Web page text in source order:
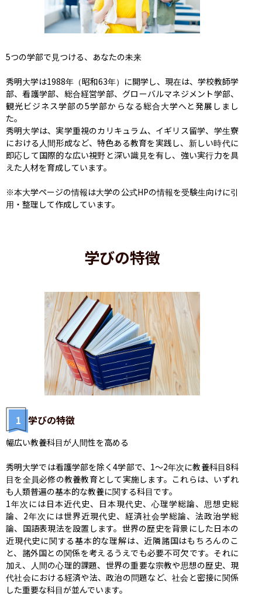
5つの学部で見つける、あなたの未来
秀明大学は1988年（昭和63年）に開学し、現在は、学校教師学
部、看護学部、総合経営学部、グローバルマネジメント学部、
観光ビジネス学部の5学部からなる総合大学へと発展しまし
た。
秀明大学は、実学重視のカリキュラム、イギリス留学、学生寮
における人間形成など、特色ある教育を実践し、新しい時代に
即応して国際的な広い視野と深い識見を有し、強い実行力を具
えた人材を育成しています。
※本大学ページの情報は大学の公式HPの情報を受験生向けに引
用・整理して作成しています。
学びの特徴
1 学びの特徴
幅広い教養科目が人間性を高める
秀明大学では看護学部を除く4学部で、1～2年次に教養科目8科
目を全員必修の教養教育として実施します。これらは、いずれ
も人類普遍の基本的な教養に関する科目です。
1年次には日本近代史、日本現代史、心理学総論、思想史総
論、2年次には世界近現代史、経済社会学総論、法政治学総
論、国語表現法を設置します。世界の歴史を背景にした日本の
近現代史に関する基本的な理解は、近隣諸国はもちろんのこ
と、諸外国との関係を考えるうえでも必要不可欠です。それに
加え、人間の心理的課題、世界の重要な宗教や思想の歴史、現
代社会における経済や法、政治の問題など、社会と密接に関係
した重要な科目が並んでいます。